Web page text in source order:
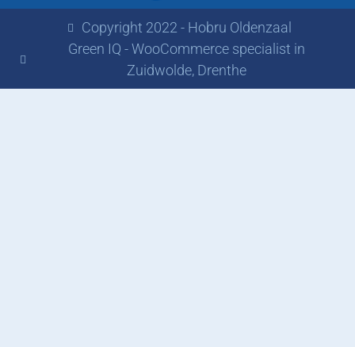
Copyright 2022 - Hobru Oldenzaal
Green IQ - WooCommerce specialist in
Zuidwolde, Drenthe